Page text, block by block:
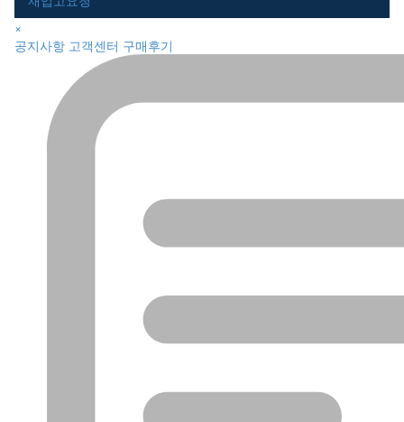
close
navigation
×
공지사항 고객센터 구매후기